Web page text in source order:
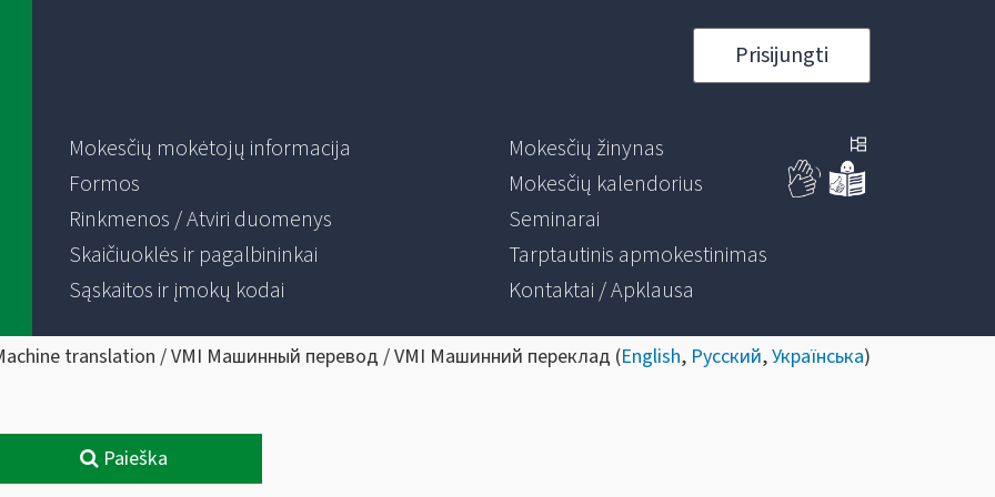
Prisijungti
Mokesčių mokėtojų informacija
Formos
Rinkmenos / Atviri duomenys
Skaičiuoklės ir pagalbininkai
Sąskaitos ir įmokų kodai
Mokesčių žinynas
Mokesčių kalendorius
Seminarai
Tarptautinis apmokestinimas
Kontaktai / Apklausa
translation / VMI Машинный перевод / VMI Машинний переклад (English, Русский,Українська)
Paieška